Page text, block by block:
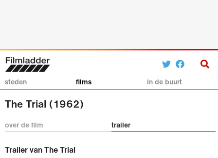
steden films in de buurt
The Trial (1962)
over de film trailer
Trailer van The Trial